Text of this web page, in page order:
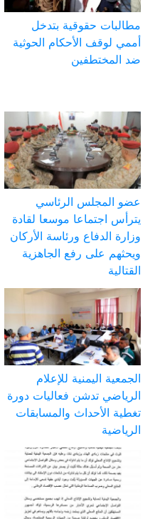
مطالبات حقوقية بتدخل
أممي لوقف الأحكام الحوثية
ضد المختطفين
عضو المجلس الرئاسي
يترأس اجتماعا موسعا لقادة
وزارة الدفاع ورئاسة الأركان
ويحثهم على رفع الجاهزية
القتالية
الجمعية اليمنية للإعلام
الرياضي تدشن فعاليات دورة
تغطية الأحداث والمسابقات
الرياضية